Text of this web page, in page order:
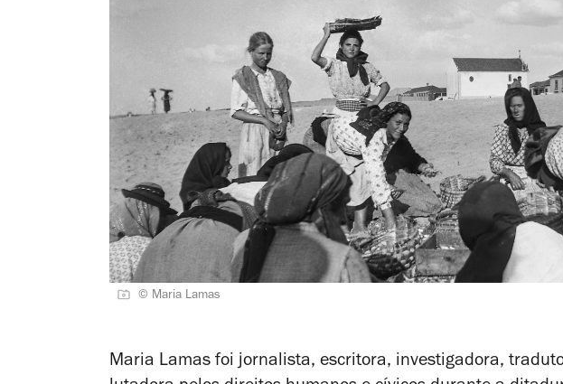
© Maria Lamas
Maria Lamas foi jornalista, escritora, investigadora,